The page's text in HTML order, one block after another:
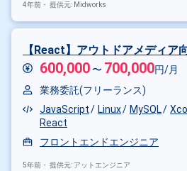
4年前・ 提供元: Midworks
【React】アウトドアメディア
600,000 〜 700,000円/月
業務委託(フリーランス)
JavaScript
Linux MySQL
React
フロントエンドエンジニア
5年前・ 提供元: アットエンジニア